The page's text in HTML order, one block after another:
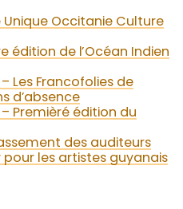
Unique Occitanie Culture
édition de l’Océan Indien
Les Francofolies de
d’absence
Premièré édition du
des auditeurs
pour les artistes guyanais